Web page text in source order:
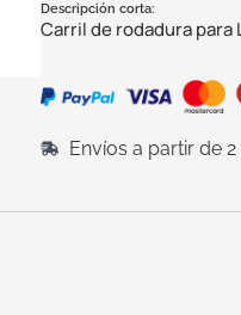
Descripción corta:
Carril de rodadura para
Envíos a partir de 2